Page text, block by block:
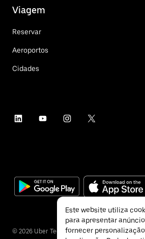
Viagem
Reservar
Aeroportos
Cidades
© 2026 Uber Technologies Inc.
Este website utiliza
para apresentar
fornecer